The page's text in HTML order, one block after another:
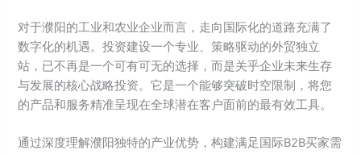
对于濮阳的工业和农业企业而言，走向国际化的道路充满了
数字化的机遇。投资建设一个专业、策略驱动的外贸独立
站，已不再是一个可有可无的选择，而是关乎企业未来生存
与发展的核心战略投资。它是一个能够突破时空限制，将您
的产品和服务精准呈现在全球潜在客户面前的最有效工具。
通过深度理解濮阳独特的产业优势，构建满足国际B2B买家需